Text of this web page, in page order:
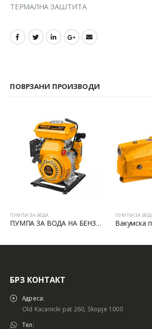
ТЕРМАЛНА ЗАШТИТА
ПОВРЗАНИ ПРОИЗВОДИ
ЗА ВОДА
ПУМПА ЗА ВОДА НА БЕНЗИН 1”
ПУМПИ ЗА ВОДА
Вакумска пумпа
БРЗ КОНТАКТ
Адреса:
Old Kacanicki pat 260, Skopje 1000
Тел: